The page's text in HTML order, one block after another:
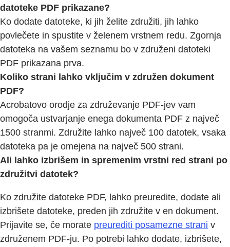
datoteke PDF prikazane?
Ko dodate datoteke, ki jih želite združiti, jih lahko
povlečete in spustite v želenem vrstnem redu. Zgornja
datoteka na vašem seznamu bo v združeni datoteki
PDF prikazana prva.
Koliko strani lahko vključim v združen dokument
PDF?
Acrobatovo orodje za združevanje PDF-jev vam
omogoča ustvarjanje enega dokumenta PDF z največ
1500 stranmi. Združite lahko največ 100 datotek, vsaka
datoteka pa je omejena na največ 500 strani.
Ali lahko izbrišem in spremenim vrstni red strani po
združitvi datotek?
Ko združite datoteke PDF, lahko preuredite, dodate ali
izbrišete datoteke, preden jih združite v en dokument.
Prijavite se, če morate preurediti posamezne strani v
združenem PDF-ju. Po potrebi lahko dodate, izbrišete,